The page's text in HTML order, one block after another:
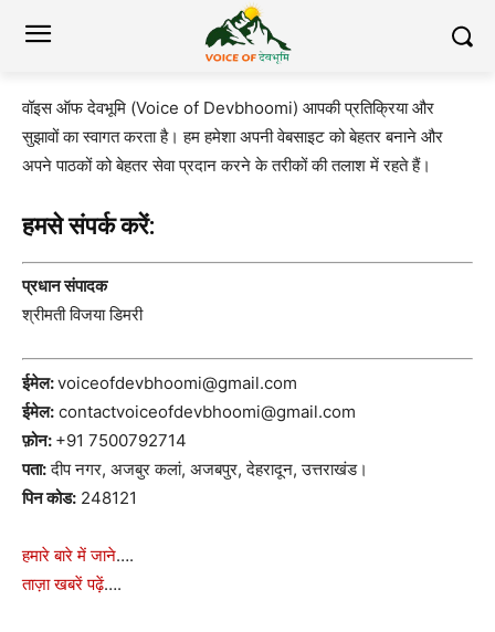
वॉइस ऑफ देवभूमि (Voice of Devbhoomi) आपकी प्रतिक्रिया और
सुझावों का स्वागत करता है। हम हमेशा अपनी वेबसाइट को बेहतर बनाने और
अपने पाठकों को बेहतर सेवा प्रदान करने के तरीकों की तलाश में रहते हैं।
हमसे संपर्क करें:
प्रधान संपादक
श्रीमती विजया डिमरी
ईमेल:voiceofdevbhoomi@gmail.com
ईमेल: contactvoiceofdevbhoomi@gmail.com
फ़ोन: +91 7500792714
पता:दीप नगर, अजबुर कलां, अजबपुर, देहरादून, उत्तराखंड।
पिन कोड: 248121
हमारे बारे में जाने….
ताज़ा खबरें पढ़ें….